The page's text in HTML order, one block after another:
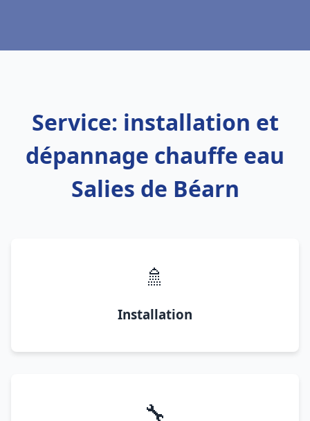
Service: installation et
dépannage chauffe eau
Salies de Béarn
🚿
Installation
🔧